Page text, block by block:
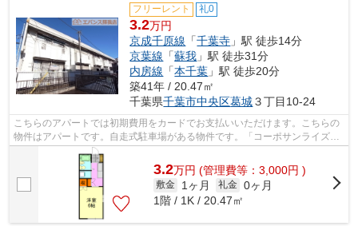
フリーレント 礼0
3.2万円
京成千原線 「千葉寺 」駅 徒歩14分
京葉線 「蘇我 」駅 徒歩31分
内房線 「本千葉 」駅 徒歩20分
築41年 / 20.47㎡
千葉県千葉市中央区葛城３丁目10-24
こちらのアパートでは初期費用をカードでお支払いいただけます。こちらの
物件はアパートです。自走式駐車場がある物件です。「コーポサンライズ
A」のここがイチオシ。エバンス 蘇我店...
3.2万円 (管理費等：3,000円 )
敷金 1ヶ月 礼金 0ヶ月
1階 / 1K / 20.47㎡